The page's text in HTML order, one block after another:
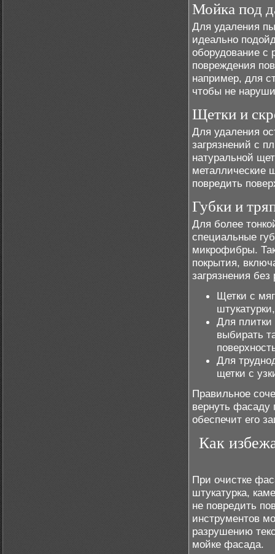
Мойка под
Для удаления
идеально
оборудование с
повреждения
например, для
чтобы не
Щетки и
Для удаления
загрязнений с
натуральной
металлические
повредить
Губки и
Для более
специальные
микрофибры.
покрытия,
загрязнения
Щетки с
Для плитки
выбирать
Для
щетки с
Правильное
вернуть фасаду
обеспечит его
Как
При очистке
штукатурка,
не повредить
инструментов
разрушению
мойке фасада.